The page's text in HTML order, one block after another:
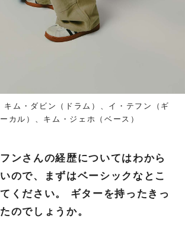
キム・ダビン（ドラム）、イ・テフン（ギ
カル）、キム・ジェホ（ベース）
ンさんの経歴についてはわから
ので、まずはベーシックなとこ
ください。 ギターを持ったきっ
のでしょうか。